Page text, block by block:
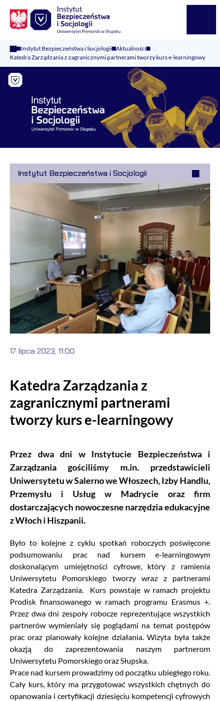
Instytut Bezpieczeństwa i Socjologii Aktualności
Katedra Zarządzania z zagranicznymi partnerami tworzy kurs e-learningowy
Instytut Bezpieczeństwa i Socjologii
Katedra Zarządzania z
zagranicznymi partnerami
tworzy kurs e-learningowy
Przez dwa dni w Instytucie Bezpieczeństwa i
Zarządzania gościliśmy m.in. przedstawicieli
Uniwersytetu w Salerno we Włoszech, Izby Handlu,
Przemysłu i Usług w Madrycie oraz firm
dostarczających nowoczesne narzędzia edukacyjne
z Włoch i Hiszpanii.
17 lipca 2023, 11:00
Było to kolejne z cyklu spotkań roboczych poświęcone
podsumowaniu prac nad kursem e-learningowym
doskonalącym umiejętności cyfrowe, który z ramienia
Uniwersytetu Pomorskiego tworzy wraz z partnerami
Katedra Zarządzania. Kurs powstaje w ramach projektu
Prodisk finansowanego w ramach programu Erasmus +.
Przez dwa dni zespoły robocze reprezentujące wszystkich
partnerów wymieniały się poglądami na temat postępów
prac oraz planowały kolejne działania. Wizyta była także
okazją do zaprezentowania naszym partnerom
Uniwersytetu Pomorskiego oraz Słupska.
Prace nad kursem prowadzimy od początku ubiegłego roku.
Cały kurs, który ma przygotować wszystkich chętnych do
opanowania i certyfikacji dziesięciu kompetencji cyfrowych
Logo Kaliop Poland